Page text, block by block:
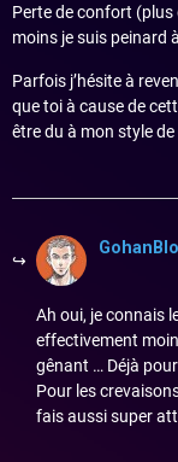
Perte de confort
moins je suis peinard
Parfois j’hésite à
que toi à cause de
être du à mon style
Ah oui, je connais
effectivement
gênant … Déjà
Pour les
fais aussi super